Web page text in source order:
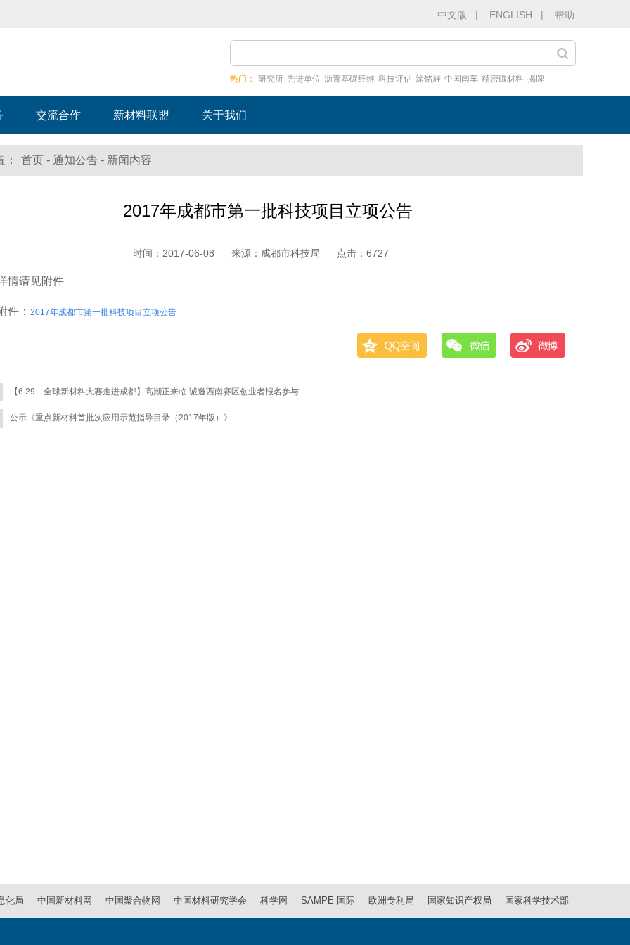
中文版 | ENGLISH | 帮助
热门： 研究所 先进单位 沥青基碳纤维 科技评估 涂铭旌 中国南车 精密碳材料 揭牌
交流合作 新材料联盟 关于我们
首页 -通知公告 - 新闻内容
2017年成都市第一批科技项目立项公告
时间： 2017-06-08 来源： 成都市科技局 点击： 6727
情请见附件
件：2017年成都市第一批科技项目立项公告
【6.29—全球新材料大赛走进成都】高潮正来临 诚邀西南赛区创业者报名参与
公示《重点新材料首批次应用示范指导目录（2017年版）》
化局 中国新材料网 中国聚合物网 中国材料研究学会 科学网 SAMPE 国际 欧洲专利局 国家知识产权局 国家科学技术部